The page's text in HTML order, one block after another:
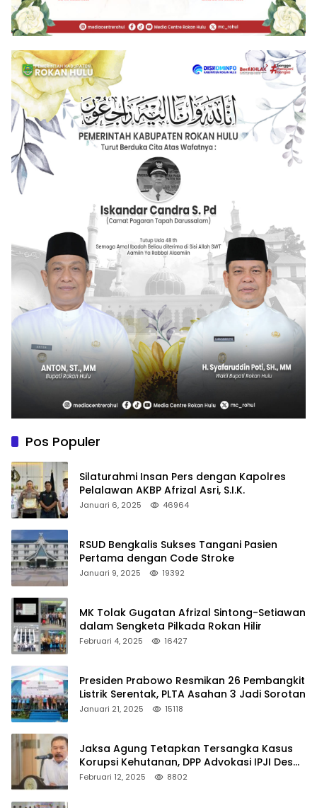
Pos Populer
Silaturahmi Insan Pers dengan Kapolres
Pelalawan AKBP Afrizal Asri, S.I.K.
Januari 6, 2025 46964
RSUD Bengkalis Sukses Tangani Pasien
Pertama dengan Code Stroke
Januari 9, 2025 19392
MK Tolak Gugatan Afrizal Sintong-Setiawan
dalam Sengketa Pilkada Rokan Hilir
Februari 4, 2025 16427
Presiden Prabowo Resmikan 26 Pembangkit
Listrik Serentak, PLTA Asahan 3 Jadi Sorotan
Januari 21, 2025 15118
Jaksa Agung Tetapkan Tersangka Kasus
Korupsi Kehutanan, DPP Advokasi IPJI Desak
Pengusutan Pajak RAPP
Februari 12, 2025 8802